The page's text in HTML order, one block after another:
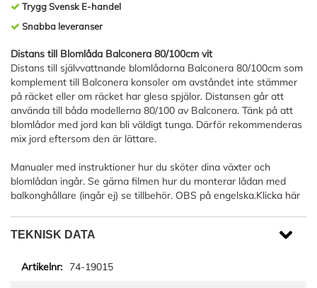
Trygg Svensk E-handel
Snabba leveranser
Distans till Blomlåda Balconera 80/100cm vit
Distans till självvattnande blomlådorna Balconera 80/100cm som
komplement till Balconera konsoler om avståndet inte stämmer
på räcket eller om räcket har glesa spjälor. Distansen går att
använda till båda modellerna 80/100 av Balconera. Tänk på att
blomlådor med jord kan bli väldigt tunga. Därför rekommenderas
mix jord eftersom den är lättare.
Manualer med instruktioner hur du sköter dina växter och
blomlådan ingår. Se gärna filmen hur du monterar lådan med
balkonghållare (ingår ej) se tillbehör. OBS på engelska.Klicka här
TEKNISK DATA
74-19015